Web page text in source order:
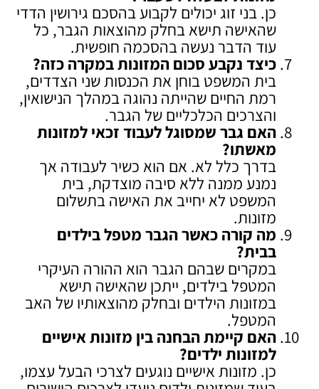
כן. בני זוג יכולים לקבוע בהסכם גירושין הדדי
שהאישה תישא בחלק מהוצאות הגבר, כל
עוד הדבר נעשה בהסכמה חופשית.
כיצד נקבע סכום המזונות במקרה כזה?
בית המשפט בוחן את הכנסות שני הצדדים,
רמת החיים שהייתה נהוגה במהלך הנישואין,
והצרכים הכלכליים של הגבר.
האם גבר שמסוגל לעבוד זכאי למזונות
מאשתו?
בדרך כלל לא. אם הוא כשיר לעבודה אך
נמנע ממנה ללא סיבה מוצדקת, בית
המשפט לא יחייב את האישה בתשלום
מזונות.
מה קורה כאשר הגבר מטפל בילדים
בבית?
במקרים שבהם הגבר הוא ההורה העיקרי
המטפל בילדים, ייתכן שהאישה תישא
במזונות הילדים ובחלק מהוצאותיו של האב
המטפל.
האם קיימת הבחנה בין מזונות אישיים
למזונות ילדים?
כן. מזונות אישיים נוגעים לצרכי הבעל עצמו,